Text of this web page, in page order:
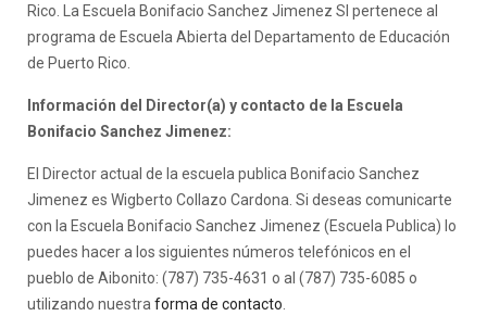
Rico. La Escuela Bonifacio Sanchez Jimenez SI pertenece al
programa de Escuela Abierta del Departamento de Educación
de Puerto Rico.
Información del Director(a) y contacto de la Escuela
Bonifacio Sanchez Jimenez:
El Director actual de la escuela publica Bonifacio Sanchez
Jimenez es Wigberto Collazo Cardona. Si deseas comunicarte
con la Escuela Bonifacio Sanchez Jimenez (Escuela Publica) lo
puedes hacer a los siguientes números telefónicos en el
pueblo de Aibonito: (787) 735-4631 o al (787) 735-6085 o
utilizando nuestra forma de contacto